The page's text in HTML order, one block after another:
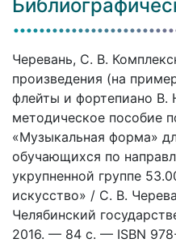
Черевань, С. В.
произведения (на
флейты и фортепиано В.
методическое пособие
«Музыкальная форма»
обучающихся по
укрупненной группе
искусство» / С. В.
Челябинский
2016. — 84 c. — ISBN